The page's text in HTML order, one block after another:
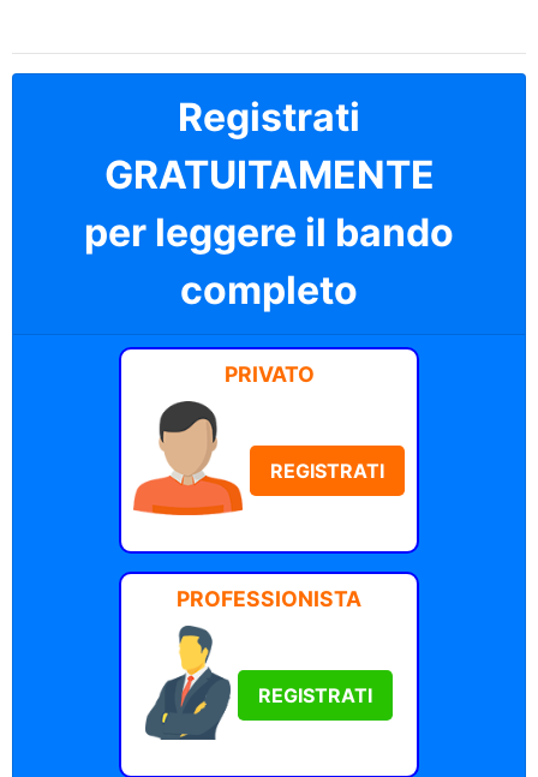
Registrati
GRATUITAMENTE
per leggere il bando
completo
PRIVATO
REGISTRATI
PROFESSIONISTA
REGISTRATI